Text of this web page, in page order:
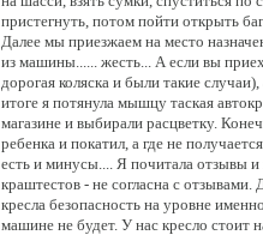
пристегнуть, потом пойти открыть
Далее мы приезжаем на место
из машины...... жесть... А если вы
дорогая коляска и были такие
итоге я потянула мышцу таская
магазине и выбирали расцветку.
ребенка и покатил, а где не
есть и минусы.... Я почитала отзывы и
краштестов - не согласна с
кресла безопасность на уровне
машине не будет. У нас кресло стоит